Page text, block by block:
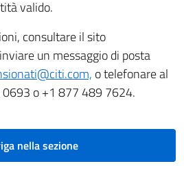
valido.
consultare il sito
un messaggio di posta
o telefonare al
o +1 877 489 7624.
nella sezione